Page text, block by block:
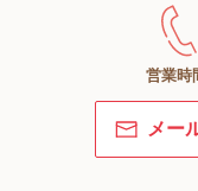
営業時
メー